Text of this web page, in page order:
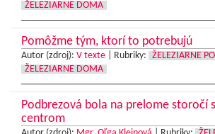
ŽELEZIARNE DOMA
Pomôžme tým, ktorí to potrebujú
Autor (zdroj): V texte Rubriky:
ŽELEZIARNE
ŽELEZIARNE DOMA
Podbrezová bola na prelome storočí
centrom